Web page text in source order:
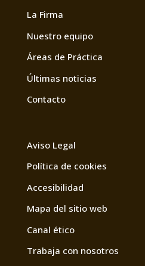
La Firma
Nuestro equipo
Áreas de Práctica
Últimas noticias
Contacto
Aviso Legal
Política de cookies
Accesibilidad
Mapa del sitio web
Canal ético
Trabaja con nosotros